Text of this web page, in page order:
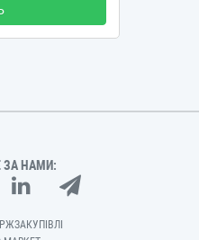
ЗА НАМИ: